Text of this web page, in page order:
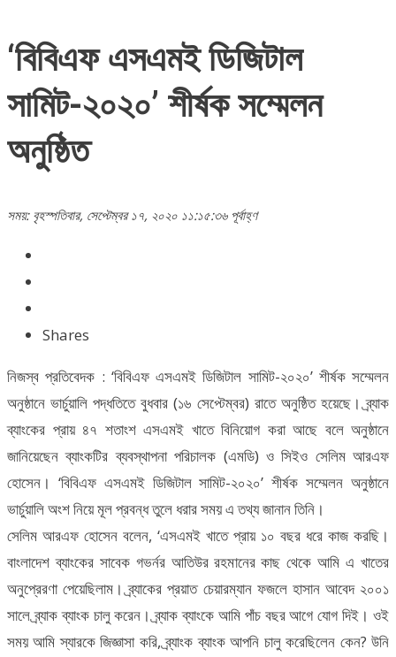
‘বিবিএফ এসএমই ডিজিটাল
সামিট-২০২০’ শীর্ষক সম্মেলন
অনুষ্ঠিত
সময়: বৃহস্পতিবার, সেপ্টেম্বর ১৭, ২০২০ ১১:১৫:৩৬ পূর্বাহ্ণ
Shares
নিজস্ব প্রতিবেদক : ‘বিবিএফ এসএমই ডিজিটাল সামিট-২০২০’ শীর্ষক সম্মেলন
অনুষ্ঠানে ভার্চুয়ালি পদ্ধতিতে বুধবার (১৬ সেপ্টেম্বর) রাতে অনুষ্ঠিত হয়েছে। ব্র্যাক
ব্যাংকের প্রায় ৪৭ শতাংশ এসএমই খাতে বিনিয়োগ করা আছে বলে অনুষ্ঠানে
জানিয়েছেন ব্যাংকটির ব্যবস্থাপনা পরিচালক (এমডি) ও সিইও সেলিম আরএফ
হোসেন। ‘বিবিএফ এসএমই ডিজিটাল সামিট-২০২০’ শীর্ষক সম্মেলন অনুষ্ঠানে
ভার্চুয়ালি অংশ নিয়ে মূল প্রবন্ধ তুলে ধরার সময় এ তথ্য জানান তিনি।
সেলিম আরএফ হোসেন বলেন, ‘এসএমই খাতে প্রায় ১০ বছর ধরে কাজ করছি।
বাংলাদেশ ব্যাংকের সাবেক গভর্নর আতিউর রহমানের কাছ থেকে আমি এ খাতের
অনুপ্রেরণা পেয়েছিলাম। ব্র্যাকের প্রয়াত চেয়ারম্যান ফজলে হাসান আবেদ ২০০১
সালে ব্র্যাক ব্যাংক চালু করেন। ব্র্যাক ব্যাংকে আমি পাঁচ বছর আগে যোগ দিই। ওই
সময় আমি স্যারকে জিজ্ঞাসা করি, ব্র্যাংক ব্যাংক আপনি চালু করেছিলেন কেন? উনি